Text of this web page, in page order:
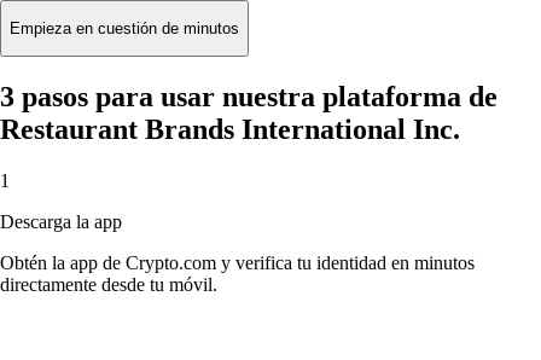
Empieza en cuestión de minutos
3 pasos para usar nuestra plataforma de
Restaurant Brands International Inc.
1
Descarga la app
Obtén la app de Crypto.com y verifica tu identidad en minutos
directamente desde tu móvil.